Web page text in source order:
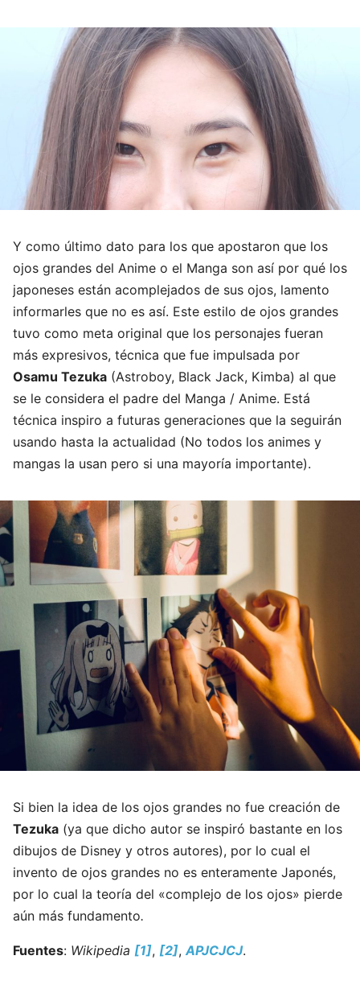
Y como último dato para los que apostaron que los
ojos grandes del Anime o el Manga son así por qué los
japoneses están acomplejados de sus ojos, lamento
informarles que no es así. Este estilo de ojos grandes
tuvo como meta original que los personajes fueran
más expresivos, técnica que fue impulsada por
Osamu Tezuka (Astroboy, Black Jack, Kimba) al que
se le considera el padre del Manga / Anime. Está
técnica inspiro a futuras generaciones que la seguirán
usando hasta la actualidad (No todos los animes y
mangas la usan pero si una mayoría importante).
Si bien la idea de los ojos grandes no fue creación de
Tezuka (ya que dicho autor se inspiró bastante en los
dibujos de Disney y otros autores), por lo cual el
invento de ojos grandes no es enteramente Japonés,
por lo cual la teoría del «complejo de los ojos» pierde
aún más fundamento.
Fuentes: Wikipedia [1], [2],APJCJCJ.